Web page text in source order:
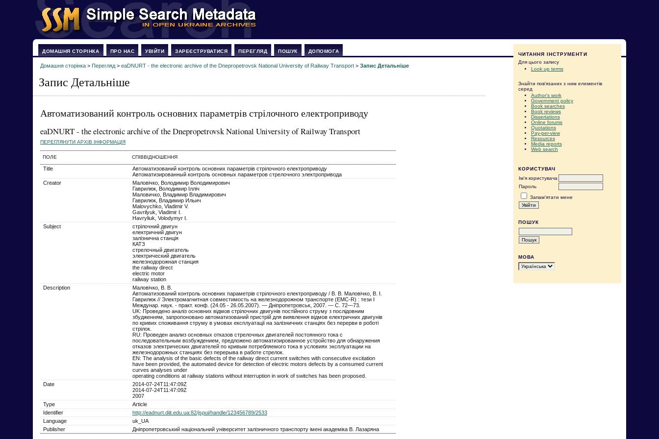
ЧИТАННЯ ІНСТРУМЕНТИ
Для цього запису
Look up terms
Знайти пов'язаних з ним елементів
серед
Author's work
Government policy
Book searches
Book reviews
Dissertations
Online forums
Quotations
Pay-per-view
Resources
Media reports
Web search
КОРИСТУВАЧ
Ім'я користувача
Пароль
Запам'ятати мене
ПОШУК
МОВА
ДОМАШНЯ СТОРІНКА ПРО НАС УВІЙТИ ЗАРЕЄСТРУВАТИСЯ ПЕРЕГЛЯД ПОШУК ДОПОМОГА
Домашня сторінка >Перегляд >eaDNURT - the electronic archive of the Dnepropetrovsk National University of Railway Transport >Запис Детальніше
Запис Детальніше
Автоматизований контроль основних параметрiв стрілочного електроприводу
eaDNURT - the electronic archive of the Dnepropetrovsk National University of Railway Transport
ПЕРЕГЛЯНУТИ АРХІВ ІНФОРМАЦІЯ
ПОЛЕ СПІВВІДНОШЕННЯ
Title
Автоматизований контроль основних параметрiв стрілочного електроприводу
Автоматизированный контроль основных параметров стрелочного электропривода
Creator
Маловічко, Володимир Володимирович
Гаврилюк, Володимир Ілліч
Маловичко, Владимир Владимирович
Гаврилюк, Владимир Ильич
Malovychko, Vladimir V.
Gavrilyuk, Vladimir I.
Havryliuk, Volodymyr I.
Subject
стрiлочний двигун
електричний двигун
залізнична станція
КАТЗ
стрелочный двигатель
электрический двигатель
железнодорожная станция
the railway direct
electric motor
railway station
Description
Маловічко, В. В.
Автоматизований контроль основних параметрів стрілочного електроприводу / В. В. Маловічко, В. І.
Гаврилюк // Электромагнитная совместимость на железнодорожном транспорте (EMC-R) : тези І
Междунар. наук. - практ. конф. (24.05 - 26.05.2007). — Дніпропетровськ, 2007. — С. 72—73.
UK: Проведено аналiз основних відмов стрiлочних двигунів постiйного струму з послідовним
збудженням, запропоновано автоматизований пристрій для виявлення відмов електричних двигунів
по кривих споживання струму в умовах експлуатації на залізничних станціях без перерви в роботі
стрілок.
RU: Проведен анализ основных отказов стрелочных двигателей постоянного тока с
последовательным возбуждением, предложено автоматизированное устройство для обнаружения
отказов электрических двигателей по кривым потребляемого тока в условиях эксплуатации на
железнодорожных станциях без перерыва в работе стрелок.
EN: Тhe аnаlуsis of the basic defects of the railway direct current switches with consecutive excitation
have bееn provided, the automated device fоr detection of electric motors defects bу а consumed current
curves analyses under
operating conditions аt railway stations without interruption in work of switches has bееn proposed.
Date
2014-07-24T11:47:09Z
2014-07-24T11:47:09Z
2007
Type
Article
Identifier
http://eadnurt.diit.edu.ua:82/jspui/handle/123456789/2533
Language
uk_UA
Publisher
Дніпропетровський національний університет залізничного транспорту імені академіка В. Лазаряна